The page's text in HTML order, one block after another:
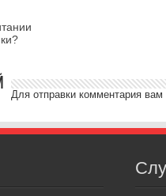
Для отправки комментария